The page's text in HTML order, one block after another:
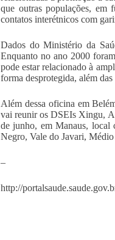
que outras populações, em
contatos interétnicos com
Dados do Ministério da
Enquanto no ano 2000
pode estar relacionado à
forma desprotegida, além
Além dessa oficina em
vai reunir os DSEIs Xingu,
de junho, em Manaus,
Negro, Vale do Javari,
–
http://